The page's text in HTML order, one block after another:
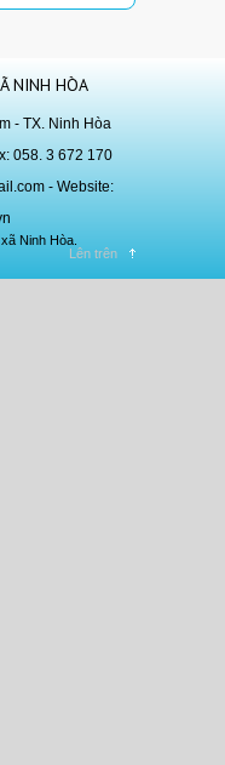
NINH HÒA
- TX. Ninh Hòa
058. 3 672 170
- Website:
Ninh Hòa.
Lên trên